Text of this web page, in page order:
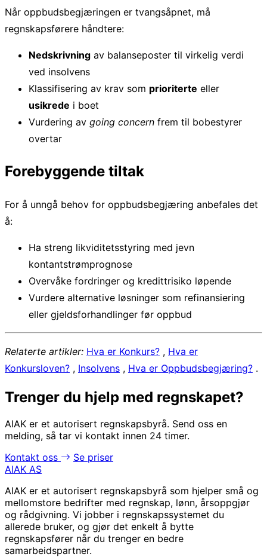
Når oppbudsbegjæringen er tvangsåpnet, må
regnskapsførere håndtere:
Nedskrivning av balanseposter til virkelig verdi
ved insolvens
Klassifisering av krav som prioriterte eller
usikrede i boet
Vurdering av going concern frem til bobestyrer
overtar
Forebyggende tiltak
For å unngå behov for oppbudsbegjæring anbefales det
å:
Ha streng likviditetsstyring med jevn
kontantstrømprognose
Overvåke fordringer og kredittrisiko løpende
Vurdere alternative løsninger som refinansiering
eller gjeldsforhandlinger før oppbud
Relaterte artikler: Hva er Konkurs? , Hva er
Konkursloven? , Insolvens , Hva er Oppbudsbegjæring? .
Trenger du hjelp med regnskapet?
AIAK er et autorisert regnskapsbyrå. Send oss en
melding, så tar vi kontakt innen 24 timer.
Kontakt oss
Se priser
AIAK AS
AIAK er et autorisert regnskapsbyrå som hjelper små og
mellomstore bedrifter med regnskap, lønn, årsoppgjør
og rådgivning. Vi jobber i regnskapssystemet du
allerede bruker, og gjør det enkelt å bytte
regnskapsfører når du trenger en bedre
samarbeidspartner.